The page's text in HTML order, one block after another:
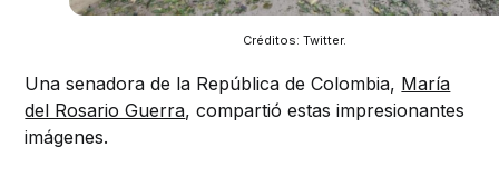
Créditos: Twitter.
Una senadora de la República de Colombia, María
del Rosario Guerra, compartió estas impresionantes
imágenes.